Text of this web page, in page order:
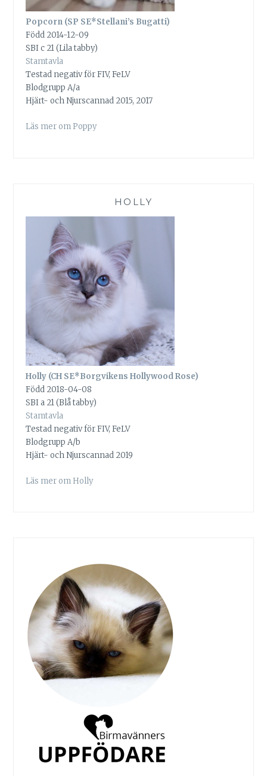
Popcorn (SP SE*Stellani’s Bugatti)
Född 2014-12-09
SBI c 21 (Lila tabby)
Stamtavla
Testad negativ för FIV, FeLV
Blodgrupp A/a
Hjärt- och Njurscannad 2015, 2017
Läs mer om Poppy
HOLLY
Holly (CH SE*Borgvikens Hollywood Rose)
Född 2018-04-08
SBI a 21 (Blå tabby)
Stamtavla
Testad negativ för FIV, FeLV
Blodgrupp A/b
Hjärt- och Njurscannad 2019
Läs mer om Holly